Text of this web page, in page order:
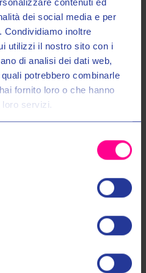
dei social media e per
Condividiamo inoltre
utilizzi il nostro sito con i
di analisi dei dati web,
potrebbero combinarle
fornito loro o che hanno
servizi.
ANNI DI
di esperienza
settore
CALL CENTER
DEDICATO
Personale altamente
specializzato
Valeri Sport
promozioni esclusive e uno
sul tuo primo acquisto!
dati personali nel modo e per gli
sulla